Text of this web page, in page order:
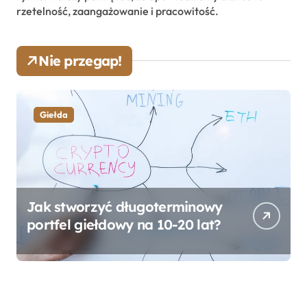
rzetelność, zaangażowanie i pracowitość.
Nie przegap!
Giełda
Jak stworzyć długoterminowy
portfel giełdowy na 10-20 lat?